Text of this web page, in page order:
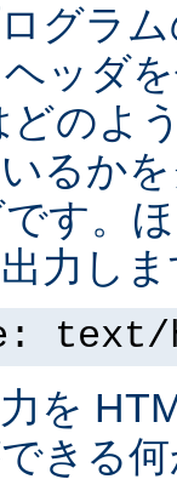
グラ
ヘッダ
どのよ
るか
す。
力し
text/
を
きる